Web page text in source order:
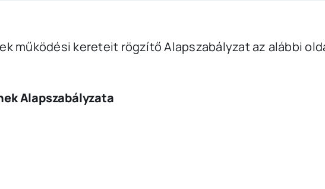
működési kereteit rögzítő Alapszabályzat az alábbi
Alapszabályzata